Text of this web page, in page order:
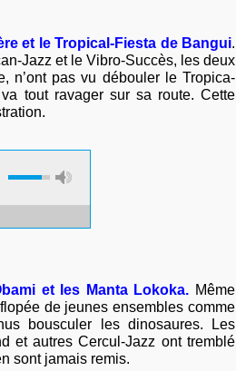
et le Tropical-Fiesta de Bangui.
Jazz et le Vibro-Succès, les deux
n’ont pas vu débouler le Tropica-
va tout ravager sur sa route. Cette
.
et les Manta Lokoka. Même
de jeunes ensembles comme
bousculer les dinosaures. Les
et autres Cercul-Jazz ont tremblé
sont jamais remis.